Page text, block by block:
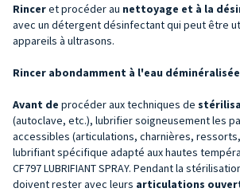
Rinceret procéder au nettoyage et à la
avec un détergent désinfectant qui peut être
appareils à ultrasons.
Rincer abondamment à l'eau
Avant de procéder aux techniques de
(autoclave, etc.), lubrifier soigneusement les
accessibles (articulations, charnières,
lubrifiant spécifique adapté aux hautes
CF797 LUBRIFIANT SPRAY. Pendant la
doivent rester avec leurs articulations